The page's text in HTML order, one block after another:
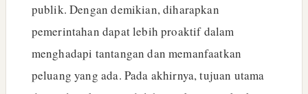
publik. Dengan demikian, diharapkan
pemerintahan dapat lebih proaktif dalam
menghadapi tantangan dan memanfaatkan
peluang yang ada. Pada akhirnya, tujuan utama